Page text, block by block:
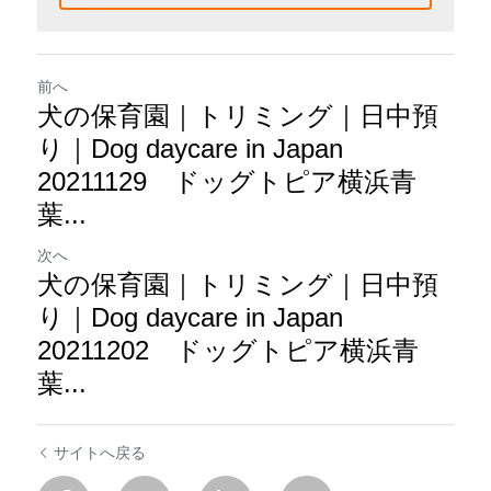
前へ
犬の保育園｜トリミング｜日中預
り｜Dog daycare in Japan
20211129 ドッグトピア横浜青
葉...
次へ
犬の保育園｜トリミング｜日中預
り｜Dog daycare in Japan
20211202 ドッグトピア横浜青
葉...
サイトへ戻る